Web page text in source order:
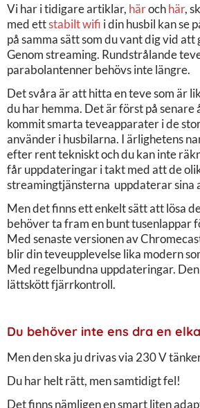
Vi har i tidigare artiklar, härochhär,
med ettstabilt wifi i din husbil kan se
på samma sätt som du vant dig vid att
Genom streaming. Rundstrålande
parabolantenner behövs inte längre.
Det svåra är att hitta en teve som är
du har hemma. Det är först på senare
kommit smarta teveapparater i de
använder i husbilarna. I ärlighetens
efter rent tekniskt och du kan inte
får uppdateringar i takt med att de
streamingtjänsterna uppdaterar sina
Men det finns ett enkelt sätt att lösa
behöver ta fram en bunt tusenlappar
Med senaste versionen av
blir din teveupplevelse lika modern
Med regelbundna uppdateringar.
lättskött fjärrkontroll.
Du behöver inte ens dra en
Men den ska ju drivas via 230 V
Du har helt rätt, men samtidigt fel!
Det finns nämligen en smart liten